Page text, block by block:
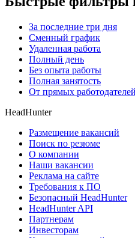
За последние три дня
Сменный график
Удаленная работа
Полный день
Без опыта работы
Полная занятость
От прямых работодателей
HeadHunter
Размещение вакансий
Поиск по резюме
О компании
Наши вакансии
Реклама на сайте
Требования к ПО
Безопасный HeadHunter
HeadHunter API
Партнерам
Инвесторам